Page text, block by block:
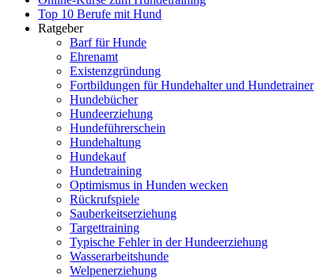
Top 10 Berufe mit Hund
Ratgeber
Barf für Hunde
Ehrenamt
Existenzgründung
Fortbildungen für Hundehalter und Hundetrainer
Hundebücher
Hundeerziehung
Hundeführerschein
Hundehaltung
Hundekauf
Hundetraining
Optimismus in Hunden wecken
Rückrufspiele
Sauberkeitserziehung
Targettraining
Typische Fehler in der Hundeerziehung
Wasserarbeitshunde
Welpenerziehung